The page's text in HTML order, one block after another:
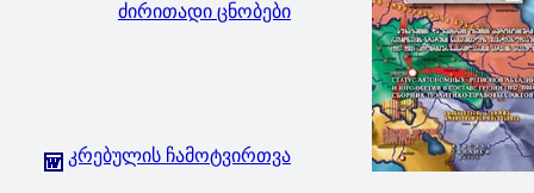
ძირითადი ცნობები
კრებულის ჩამოტვირთვა